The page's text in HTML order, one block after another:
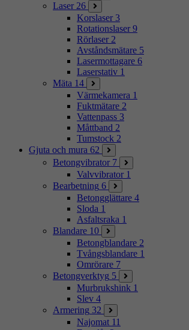
Laser 26
Korslaser 3
Rotationslaser 9
Rörlaser 2
Avståndsmätare 5
Lasermottagare 6
Laserstativ 1
Mäta 14
Värmekamera 1
Fuktmätare 2
Vattenpass 3
Måttband 2
Tumstock 2
Gjuta och mura 62
Betongvibrator 7
Valvvibrator 1
Bearbetning 6
Betongglättare 4
Sloda 1
Asfaltsraka 1
Blandare 10
Betongblandare 2
Tvångsblandare 1
Omrörare 7
Betongverktyg 5
Murbrukshink 1
Slev 4
Armering 32
Najomat 11